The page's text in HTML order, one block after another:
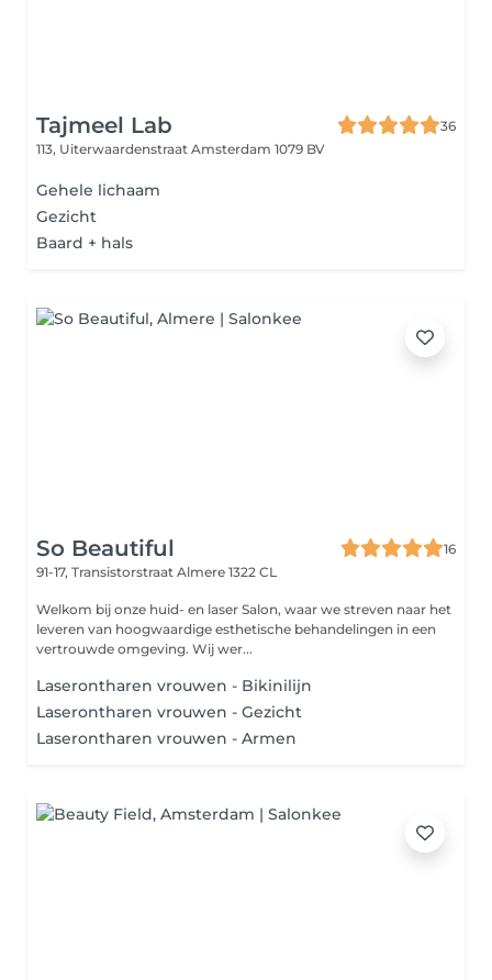
Tajmeel Lab
36
113, Uiterwaardenstraat Amsterdam 1079 BV
Gehele lichaam
Gezicht
Baard + hals
So Beautiful
16
91-17, Transistorstraat Almere 1322 CL
Welkom bij onze huid- en laser Salon, waar we streven naar het
leveren van hoogwaardige esthetische behandelingen in een
vertrouwde omgeving. Wij wer...
Laserontharen vrouwen - Bikinilijn
Laserontharen vrouwen - Gezicht
Laserontharen vrouwen - Armen